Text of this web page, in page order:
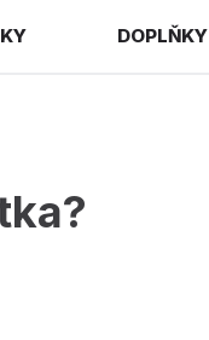
DOPLŇKY